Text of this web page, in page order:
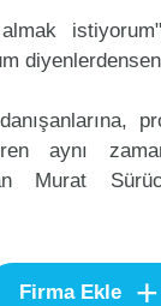
aynı
Murat
Firma Ekle +